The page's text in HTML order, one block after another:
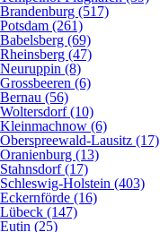
Brandenburg (517)
Potsdam (261)
Babelsberg (69)
Rheinsberg (47)
Neuruppin (8)
Grossbeeren (6)
Bernau (56)
Woltersdorf (10)
Kleinmachnow (6)
Oberspreewald-Lausitz (17)
Oranienburg (13)
Stahnsdorf (17)
Schleswig-Holstein (403)
Eckernförde (16)
Lübeck (147)
Eutin (25)